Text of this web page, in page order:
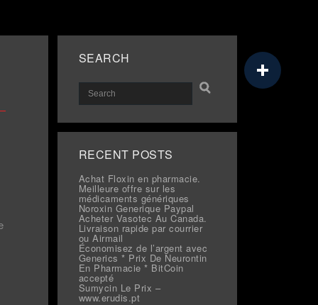
SEARCH
RECENT POSTS
Achat Floxin en pharmacie.
Meilleure offre sur les
médicaments génériques
Noroxin Generique Paypal
Acheter Vasotec Au Canada.
Livraison rapide par courrier
ou Airmail
Économisez de l’argent avec
Generics * Prix De Neurontin
En Pharmacie * BitCoin
accepté
Sumycin Le Prix –
www.erudis.pt